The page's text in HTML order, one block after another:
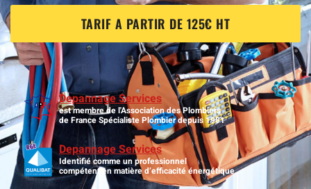
TARIF A PARTIR DE 125€ HT
Depannage Services
est membre de l'Association des Plombiers
de France Spécialiste Plombier depuis 1981
Depannage Services
Identifié comme un professionnel
compétent en matière d’efficacité énergétique.